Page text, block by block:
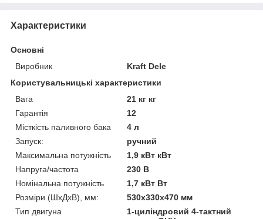
Характеристики
Основні
Виробник
Kraft Dele
Користувальницькі характеристики
Вага
21 кг кг
Гарантія
12
Місткість паливного бака
4 л
Запуск:
ручний
Максимальна потужність
1,9 кВт кВт
Напруга/частота
230 В
Номінальна потужність
1,7 кВт Вт
Розміри (ШхДхВ), мм:
530x330x470 мм
Тип двигуна
1-циліндровий 4-тактний